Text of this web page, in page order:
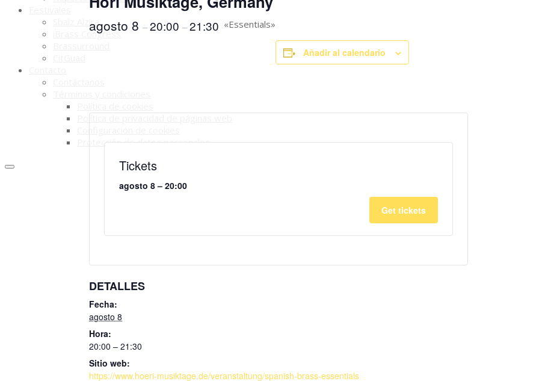
Sbalz Alzira
iBrass Congress
Protección de datos personales
agosto 8 –20:00 –21:30 «Essentials»
Añadir al calendario
DETALLES
Fecha:
agosto 8
Hora:
20:00 – 21:30
Sitio web:
https://www.hoeri-musiktage.de/veranstaltung/spanish-brass-essentials
Tickets
agosto 8 – 20:00
Get tickets